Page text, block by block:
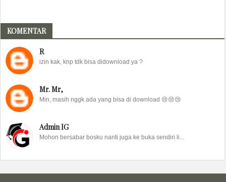
KOMENTAR
R
izin kak, knp tdk bisa didownload ya ?
Mr. Mr,
Min, masih nggk ada yang bisa di download 😢😢😢
Admin IG
Mohon bersabar bosku nanti juga ke buka sendiri li...